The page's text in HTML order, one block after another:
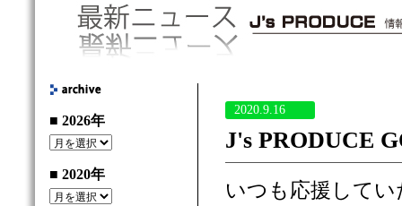
■ 2026年
■ 2020年
2020.9.16
J's PRODUCE
いつも応援して